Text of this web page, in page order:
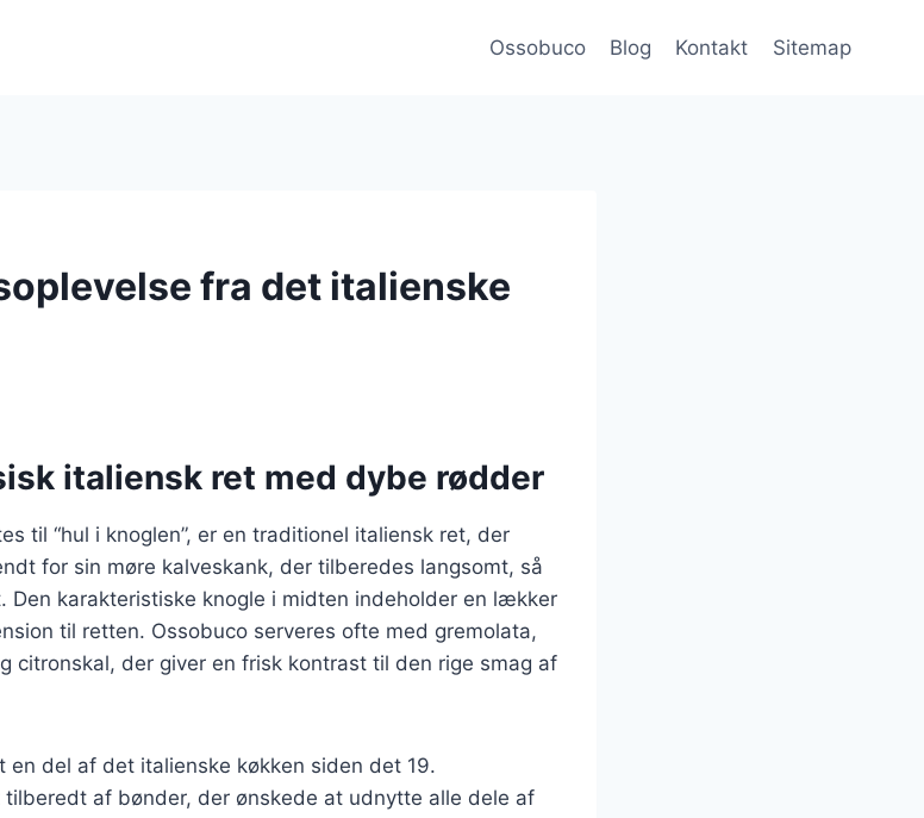
Ossobuco Blog Kontakt Sitemap
fra det italienske
italiensk ret med dybe rødder
til “hul i knoglen”, er en traditionel italiensk ret, der
for sin møre kalveskank, der tilberedes langsomt, så
Den karakteristiske knogle i midten indeholder en lækker
til retten. Ossobuco serveres ofte med gremolata,
citronskal, der giver en frisk kontrast til den rige smag af
del af det italienske køkken siden det 19.
af bønder, der ønskede at udnytte alle dele af